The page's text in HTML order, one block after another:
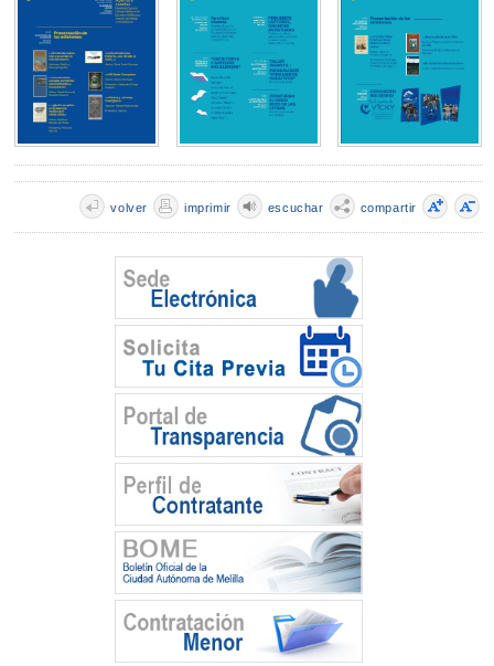
compartir
escuchar
imprimir
volver